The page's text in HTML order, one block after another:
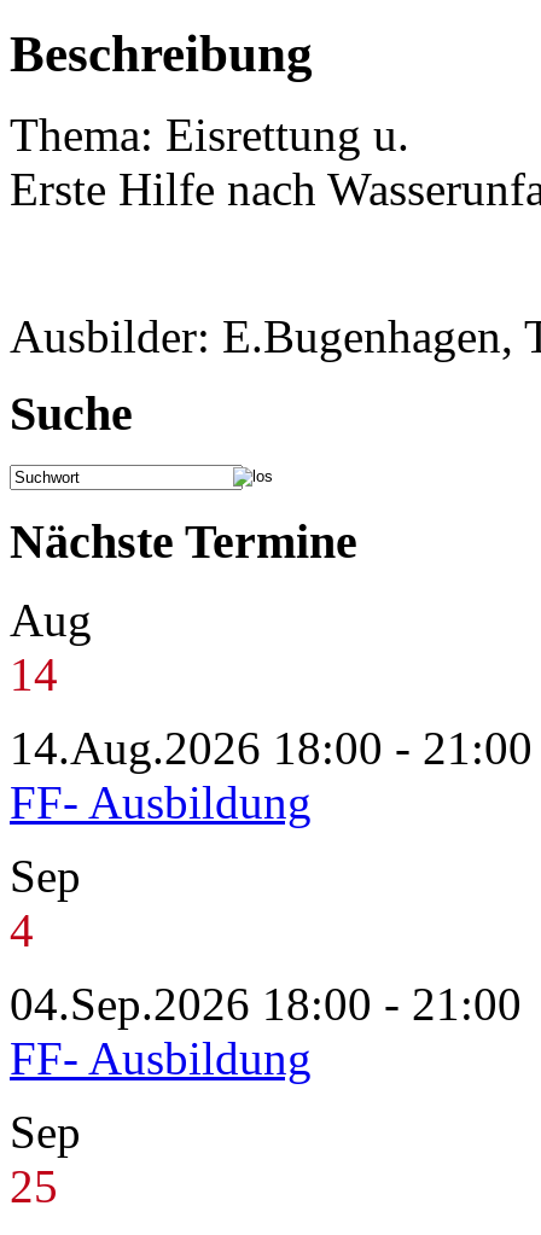
Beschreibung
Thema: Eisrettung u.
Erste Hilfe nach
Ausbilder: E.Bugenhagen,
Suche
Nächste Termine
Aug
14
14.Aug.2026 18:00 - 21:00
FF- Ausbildung
Sep
4
04.Sep.2026 18:00 - 21:00
FF- Ausbildung
Sep
25